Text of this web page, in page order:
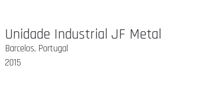
Unidade Industrial JF Metal
Barcelos, Portugal
2015